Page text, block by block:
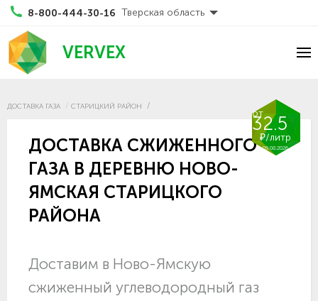
8-800-444-30-16 Тверская область
VERVEX
ДОСТАВКА ГАЗА СТАРИЦКИЙ РАЙОН
от
32.5
₽/литр
09.08.2026
ДОСТАВКА СЖИЖЕННОГО
ГАЗА В ДЕРЕВНЮ НОВО-
ЯМСКАЯ СТАРИЦКОГО
РАЙОНА
Доставим в Ново-Ямскую
сжиженный углеводородный газ